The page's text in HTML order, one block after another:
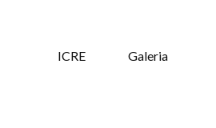
ICRE Galeria